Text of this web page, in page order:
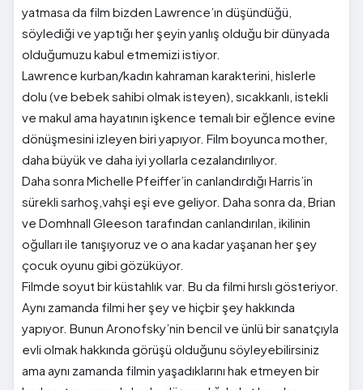
yatmasa da film bizden Lawrence’ın düşündüğü,
söylediği ve yaptığı her şeyin yanlış olduğu bir dünyada
olduğumuzu kabul etmemizi istiyor.
Lawrence kurban/kadın kahraman karakterini, hislerle
dolu (ve bebek sahibi olmak isteyen), sıcakkanlı, istekli
ve makul ama hayatının işkence temalı bir eğlence evine
dönüşmesini izleyen biri yapıyor. Film boyunca mother,
daha büyük ve daha iyi yollarla cezalandırılıyor.
Daha sonra Michelle Pfeiffer’in canlandırdığı Harris’in
sürekli sarhoş,vahşi eşi eve geliyor. Daha sonra da, Brian
ve Domhnall Gleeson tarafından canlandırılan, ikilinin
oğulları ile tanışıyoruz ve o ana kadar yaşanan her şey
çocuk oyunu gibi gözüküyor.
Filmde soyut bir küstahlık var. Bu da filmi hırslı gösteriyor.
Aynı zamanda filmi her şey ve hiçbir şey hakkında
yapıyor. Bunun Aronofsky’nin bencil ve ünlü bir sanatçıyla
evli olmak hakkında görüşü olduğunu söyleyebilirsiniz
ama aynı zamanda filmin yaşadıklarını hak etmeyen bir